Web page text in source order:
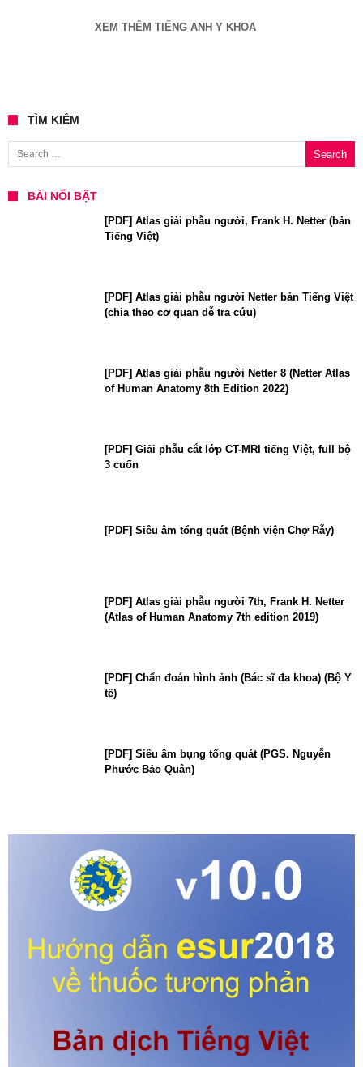
XEM THÊM TIẾNG ANH Y KHOA
TÌM KIẾM
Search for:
BÀI NỔI BẬT
[PDF] Atlas giải phẫu người, Frank H. Netter (bản
Tiếng Việt)
[PDF] Atlas giải phẫu người Netter bản Tiếng Việt
(chia theo cơ quan dễ tra cứu)
[PDF] Atlas giải phẫu người Netter 8 (Netter Atlas
of Human Anatomy 8th Edition 2022)
[PDF] Giải phẫu cắt lớp CT-MRI tiếng Việt, full bộ
3 cuốn
[PDF] Siêu âm tổng quát (Bệnh viện Chợ Rẫy)
[PDF] Atlas giải phẫu người 7th, Frank H. Netter
(Atlas of Human Anatomy 7th edition 2019)
[PDF] Chẩn đoán hình ảnh (Bác sĩ đa khoa) (Bộ Y
tế)
[PDF] Siêu âm bụng tổng quát (PGS. Nguyễn
Phước Bảo Quân)